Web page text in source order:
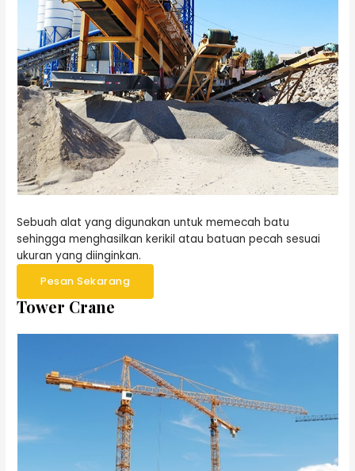
Sebuah alat yang digunakan untuk memecah batu
sehingga menghasilkan kerikil atau batuan pecah sesuai
ukuran yang diinginkan.
Pesan Sekarang
Tower Crane